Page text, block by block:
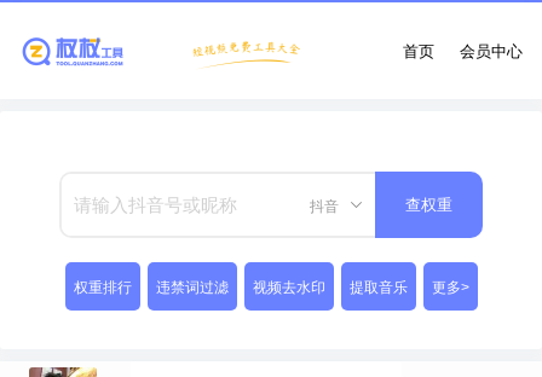
会员中心
首页
抖音 查权重
权重排行 违禁词过滤 视频去水印 提取音乐 更多>